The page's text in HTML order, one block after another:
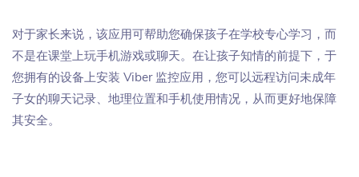
对于家长来说，该应用可帮助您确保孩子在学校专心学习，而
不是在课堂上玩手机游戏或聊天。在让孩子知情的前提下，于
您拥有的设备上安装 Viber 监控应用，您可以远程访问未成年
子女的聊天记录、地理位置和手机使用情况，从而更好地保障
其安全。